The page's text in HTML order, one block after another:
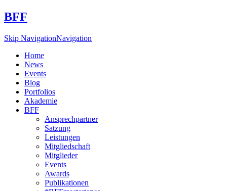
BFF
Skip NavigationNavigation
Home
News
Events
Blog
Portfolios
Akademie
BFF
Ansprechpartner
Satzung
Leistungen
Mitgliedschaft
Mitglieder
Events
Awards
Publikationen